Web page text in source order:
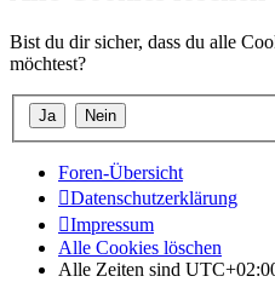
Bist du dir sicher, dass du alle
möchtest?
Foren-Übersicht
Datenschutzerklärung
Impressum
Alle Cookies löschen
Alle Zeiten sind